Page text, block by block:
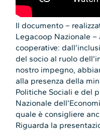
Il documento –
Legacoop Nazionale
cooperative:
del socio al ruolo
nostro impegno,
alla presenza della
Politiche Sociali e del
Nazionale
quale è consigliere
Riguarda la